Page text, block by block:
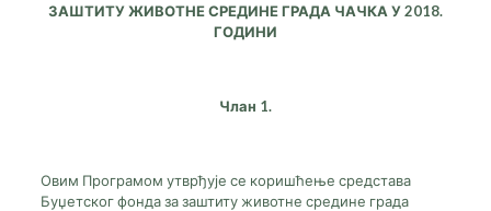
ЗАШТИТУ ЖИВОТНЕ СРЕДИНЕ ГРАДА ЧАЧКА У 2018.
ГОДИНИ
Члан 1.
Овим Програмом утврђује се коришћење средстава
Буџетског фонда за заштиту животне средине града